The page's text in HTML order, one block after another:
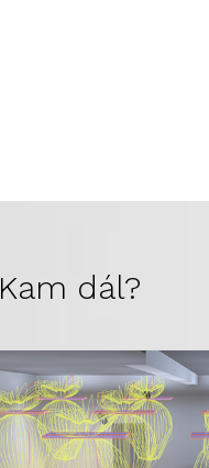
Kam dál?